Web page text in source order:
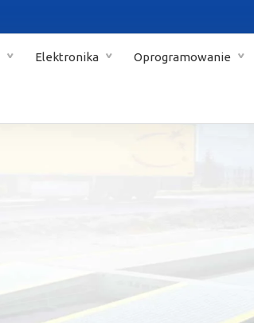
Elektronika Oprogramowanie